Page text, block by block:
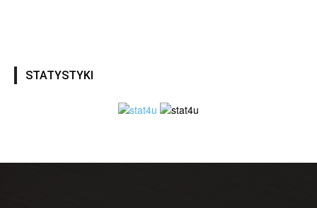
STATYSTYKI